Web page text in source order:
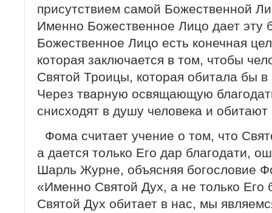
присутствием самой Божественной
Именно Божественное Лицо дает эту
Божественное Лицо есть конечная
которая заключается в том, чтобы
Святой Троицы, которая обитала бы
Через тварную освящающую
снисходят в душу человека и обитают
Фома считает учение о том, что
а дается только Его дар благодати,
Шарль Журне, объясняя богословие
«Именно Святой Дух, а не только Его
Святой Дух обитает в нас, мы